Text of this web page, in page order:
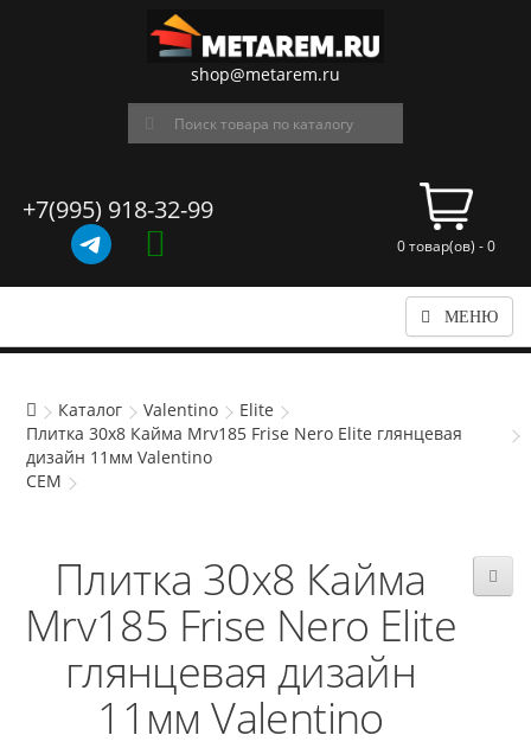
shop@metarem.ru
+7(995) 918-32-99
0 товар(ов) - 0
МЕНЮ
Каталог Valentino
Elite
Плитка 30x8 Кайма Mrv185 Frise Nero Elite глянцевая
дизайн 11мм Valentino
CEM
Плитка 30x8 Кайма
Mrv185 Frise Nero Elite
глянцевая дизайн
11мм Valentino